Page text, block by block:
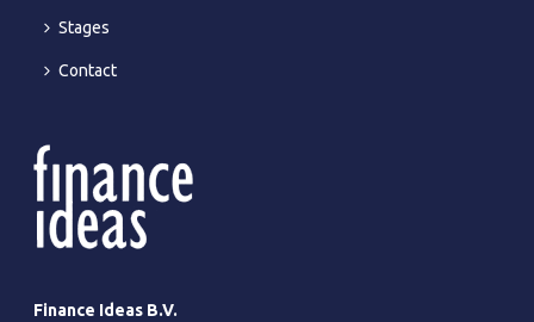
Stages
Contact
Finance Ideas B.V.